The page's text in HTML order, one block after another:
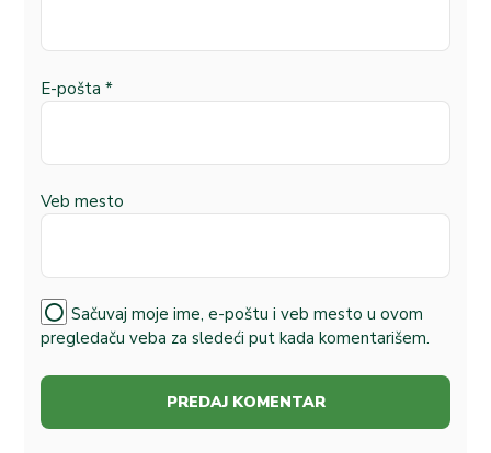
E-pošta *
Veb mesto
Sačuvaj moje ime, e-poštu i veb mesto u ovom
pregledaču veba za sledeći put kada komentarišem.